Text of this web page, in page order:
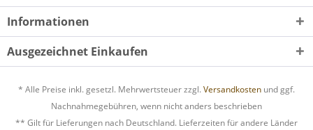
Informationen
Ausgezeichnet Einkaufen
* Alle Preise inkl. gesetzl. Mehrwertsteuer zzgl. Versandkosten und ggf.
Nachnahmegebühren, wenn nicht anders beschrieben
** Gilt für Lieferungen nach Deutschland. Lieferzeiten für andere Länder